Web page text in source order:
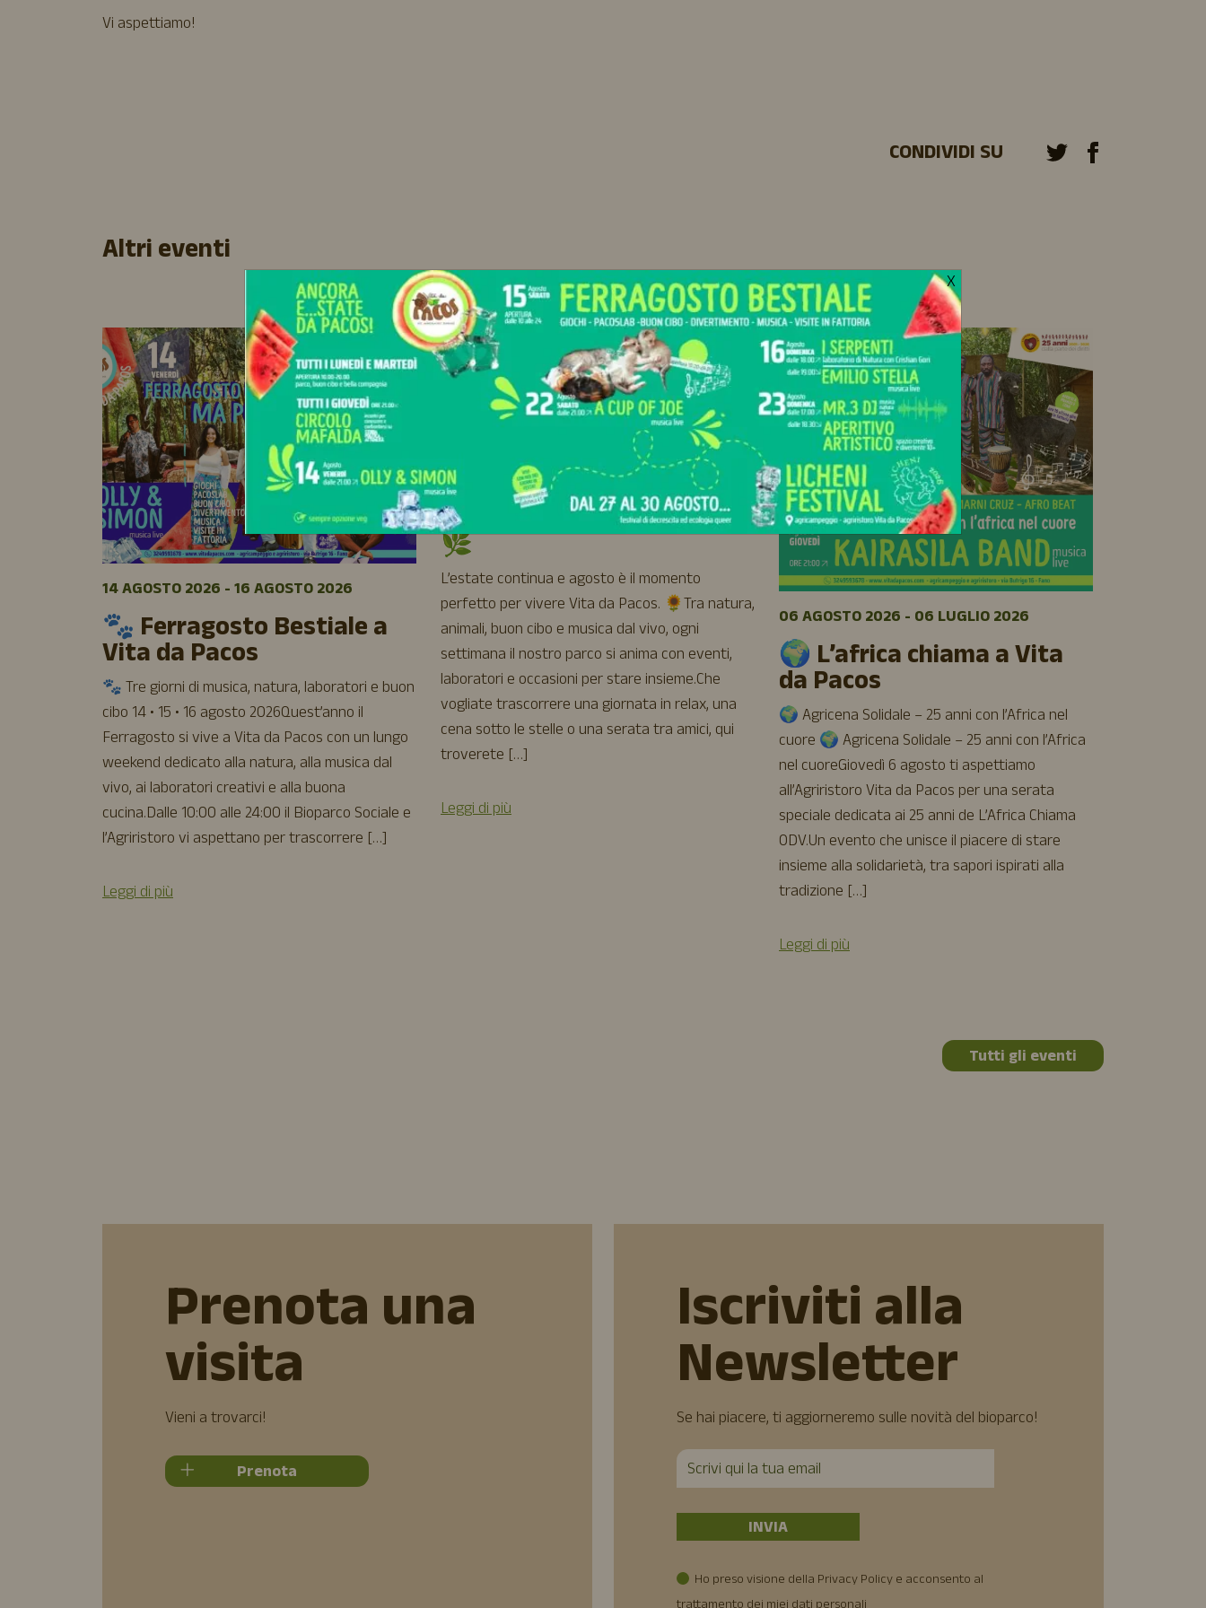
Vi aspettiamo!
CONDIVIDI SU
Altri eventi
14 AGOSTO 2026 - 16 AGOSTO 2026
🐾 Ferragosto Bestiale a
Vita da Pacos
🐾 Tre giorni di musica, natura, laboratori e buon
cibo 14 • 15 • 16 agosto 2026Quest’anno il
Ferragosto si vive a Vita da Pacos con un lungo
weekend dedicato alla natura, alla musica dal
vivo, ai laboratori creativi e alla buona
cucina.Dalle 10:00 alle 24:00 il Bioparco Sociale e
l’Agriristoro vi aspettano per trascorrere […]
Leggi di più
04 AGOSTO 2026 - 31 AGOSTO 2026
☀️ Agosto a Vita da Pacos
🌿
L’estate continua e agosto è il momento
perfetto per vivere Vita da Pacos. 🌻Tra natura,
animali, buon cibo e musica dal vivo, ogni
settimana il nostro parco si anima con eventi,
laboratori e occasioni per stare insieme.Che
vogliate trascorrere una giornata in relax, una
cena sotto le stelle o una serata tra amici, qui
troverete […]
Leggi di più
06 AGOSTO 2026 - 06 LUGLIO 2026
🌍 L’africa chiama a Vita
da Pacos
🌍 Agricena Solidale – 25 anni con l’Africa nel
cuore 🌍 Agricena Solidale – 25 anni con l’Africa
nel cuoreGiovedì 6 agosto ti aspettiamo
all’Agriristoro Vita da Pacos per una serata
speciale dedicata ai 25 anni de L’Africa Chiama
ODV.Un evento che unisce il piacere di stare
insieme alla solidarietà, tra sapori ispirati alla
tradizione […]
Leggi di più
Tutti gli eventi
X
Prenota una
visita
Vieni a trovarci!
Prenota
Iscriviti alla
Newsletter
Se hai piacere, ti aggiorneremo sulle novità del bioparco!
Ho preso visione della Privacy Policy e acconsento al